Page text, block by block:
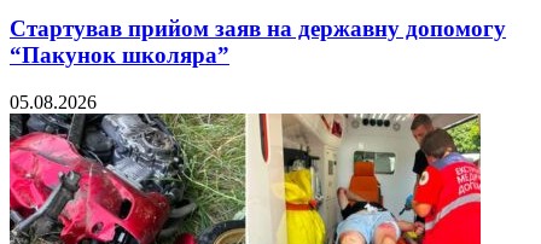
Стартував прийом заяв на державну допомогу
“Пакунок школяра”
05.08.2026